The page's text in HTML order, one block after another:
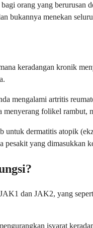
orang yang berurusan
bukannya menekan
keradangan kronik
mengalami artritis
menyerang folikel rambut,
untuk dermatitis atopik
yang dimasukkan
dan JAK2, yang
isyarat